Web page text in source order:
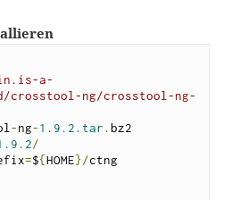
a-
crosstool-ng/crosstool-ng-
-ng-1.9 . 2.tar .bz2
. 2/
=${HOME}/ctng